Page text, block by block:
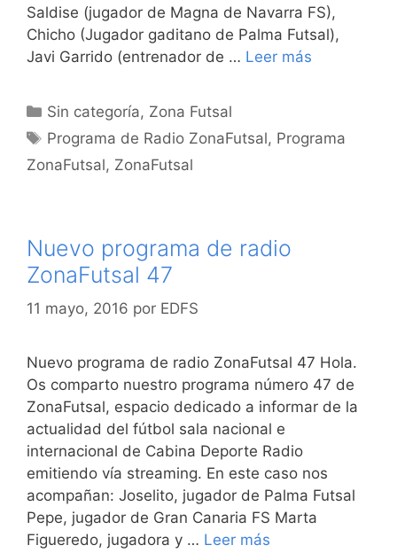
Saldise (jugador de Magna de Navarra FS),
Chicho (Jugador gaditano de Palma Futsal),
Javi Garrido (entrenador de … Leer más
Categorías
Sin categoría, Zona Futsal
Etiquetas
Programa de Radio ZonaFutsal, Programa
ZonaFutsal, ZonaFutsal
Nuevo programa de radio
ZonaFutsal 47
11 mayo, 2016 por EDFS
Nuevo programa de radio ZonaFutsal 47 Hola.
Os comparto nuestro programa número 47 de
ZonaFutsal, espacio dedicado a informar de la
actualidad del fútbol sala nacional e
internacional de Cabina Deporte Radio
emitiendo vía streaming. En este caso nos
acompañan: Joselito, jugador de Palma Futsal
Pepe, jugador de Gran Canaria FS Marta
Figueredo, jugadora y … Leer más